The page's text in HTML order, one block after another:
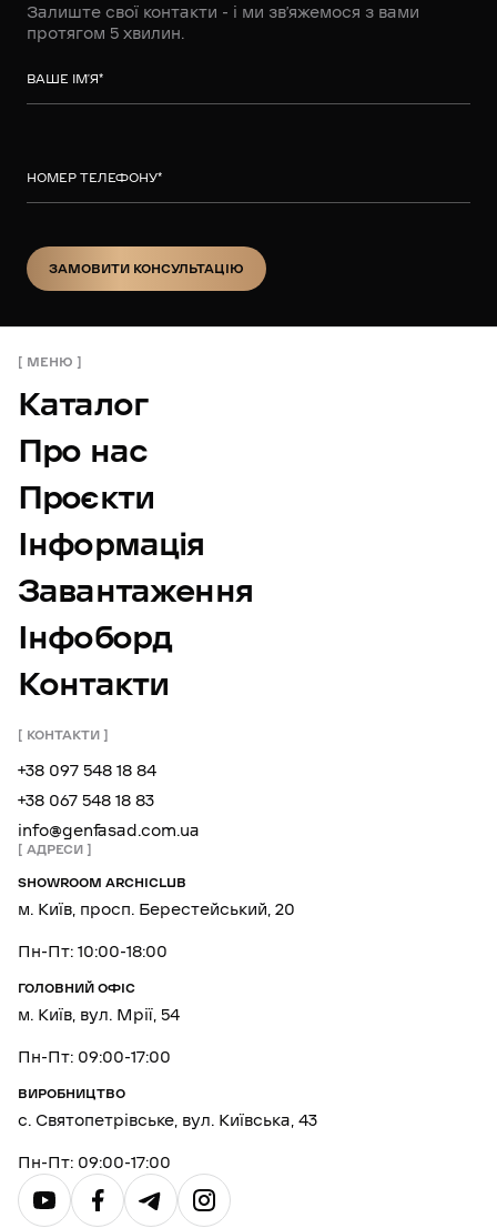
Залиште свої контакти - і ми зв’яжемося з вами
протягом 5 хвилин.
ВАШЕ ІМ’Я*
НОМЕР ТЕЛЕФОНУ*
ЗАМОВИТИ КОНСУЛЬТАЦІЮ
МЕНЮ
Каталог
Про нас
Проєкти
Інформація
Завантаження
Інфоборд
Контакти
КОНТАКТИ
+38 097 548 18 84
+38 067 548 18 83
info@genfasad.com.ua
АДРЕСИ
SHOWROOM ARCHICLUB
м. Київ, просп. Берестейський, 20
Пн-Пт: 10:00-18:00
ГОЛОВНИЙ ОФІС
м. Київ, вул. Мрії, 54
Пн-Пт: 09:00-17:00
ВИРОБНИЦТВО
с. Святопетрівське, вул. Київська, 43
Пн-Пт: 09:00-17:00